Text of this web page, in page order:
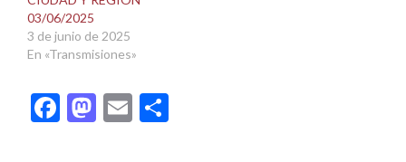
03/06/2025
3 de junio de 2025
En «Transmisiones»
Facebook
Mastodon
Email